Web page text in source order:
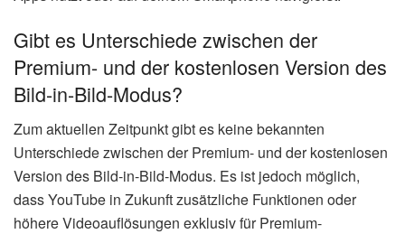
Gibt es Unterschiede zwischen der
Premium- und der kostenlosen Version des
Bild-in-Bild-Modus?
Zum aktuellen Zeitpunkt gibt es keine bekannten
Unterschiede zwischen der Premium- und der kostenlosen
Version des Bild-in-Bild-Modus. Es ist jedoch möglich,
dass YouTube in Zukunft zusätzliche Funktionen oder
höhere Videoauflösungen exklusiv für Premium-